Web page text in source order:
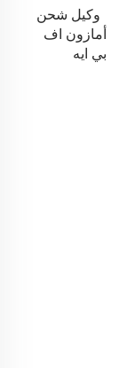
وكيل شحن
أمازون اف
بي ايه